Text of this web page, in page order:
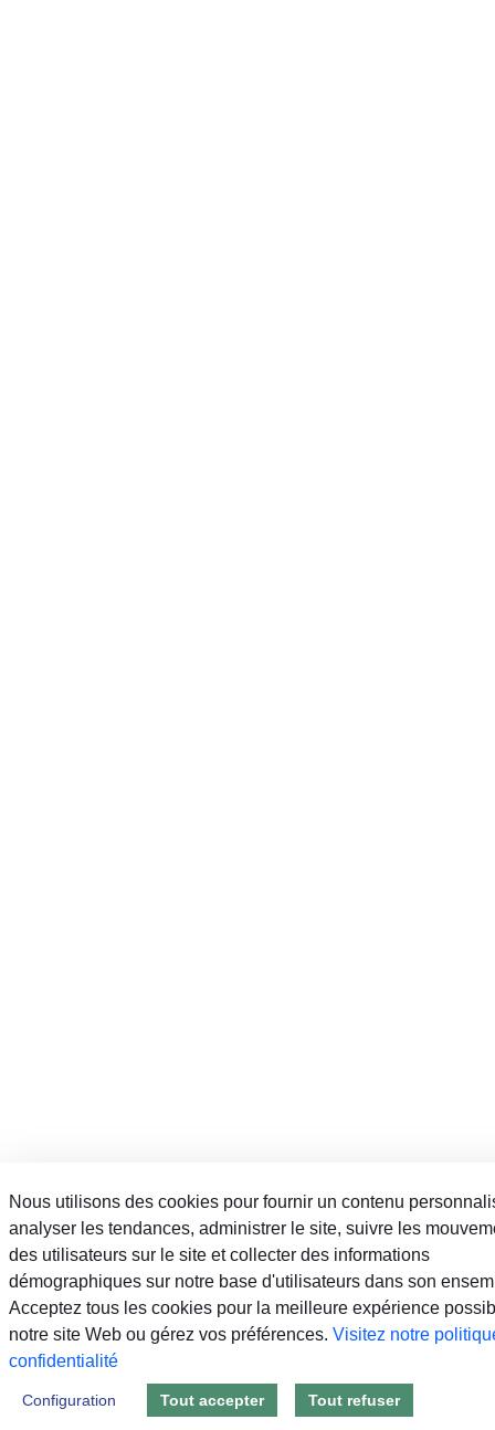
Nous utilisons des cookies pour fournir un contenu
analyser les tendances, administrer le site, suivre les
des utilisateurs sur le site et collecter des informations
démographiques sur notre base d'utilisateurs dans son
Acceptez tous les cookies pour la meilleure expérience
notre site Web ou gérez vos préférences. Visitez notre
confidentialité
Configuration Tout accepter Tout refuser